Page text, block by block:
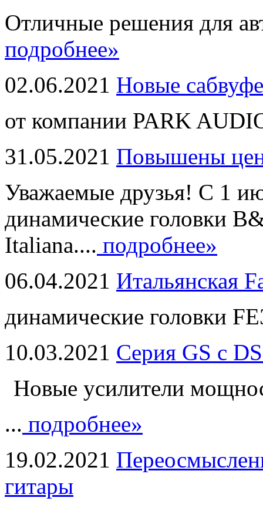
Отличные решения для
подробнее»
02.06.2021 Новые
от компании PARK
31.05.2021 Повышены
Уважаемые друзья! С 1
динамические головки
Italiana.... подробнее»
06.04.2021 Итальянская
динамические головки
10.03.2021 Серия GS с
Новые усилители
... подробнее»
19.02.2021
гитары